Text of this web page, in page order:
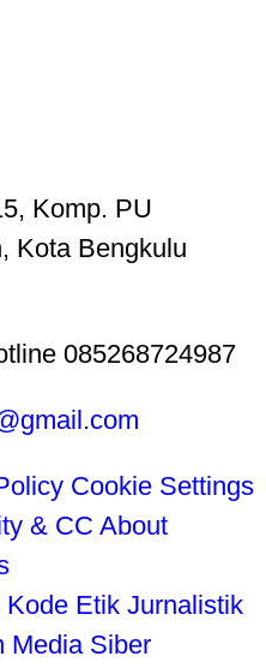
Komp. PU
Kota Bengkulu
085268724987
Cookie Settings
& CC About
Kode Etik Jurnalistik
Media Siber